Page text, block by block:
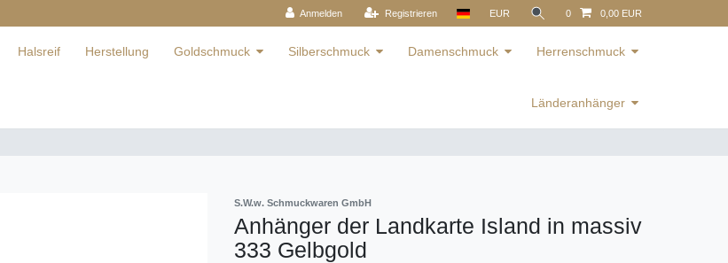
Anmelden Registrieren EUR 0 0,00 EUR
Halsreif Herstellung Goldschmuck Silberschmuck Damenschmuck Herrenschmuck
Länderanhänger
S.W.w. Schmuckwaren GmbH
Anhänger der Landkarte Island in massiv
333 Gelbgold